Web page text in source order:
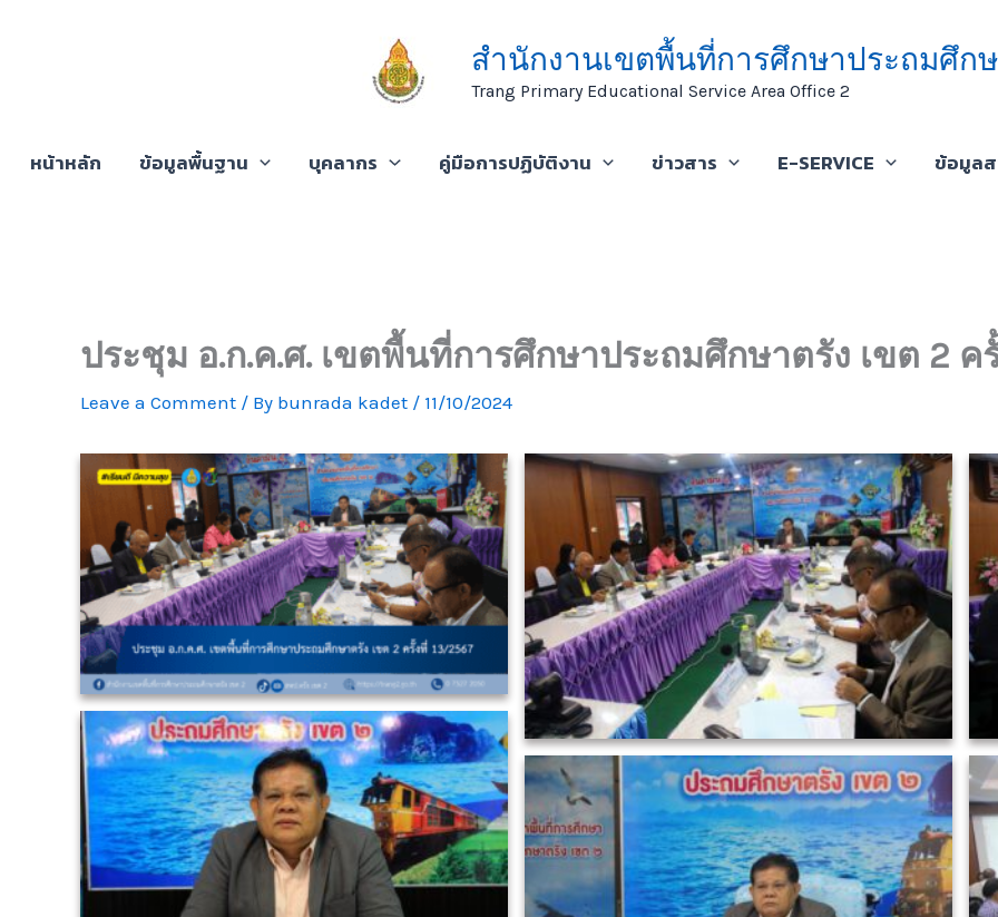
สำนักงานเขตพื้นที่การศึกษาประถมศึกษ
Trang Primary Educational Service Area Office 2
หน้าหลัก ข้อมูลพื้นฐาน บุคลากร คู่มือการปฏิบัติงาน ข่าวสาร E-SERVICE ข้อมูล
ประชุม อ.ก.ค.ศ. เขตพื้นที่การศึกษาประถมศึกษาตรัง เขต 2 ค
Leave a Comment / By bunrada kadet / 11/10/2024